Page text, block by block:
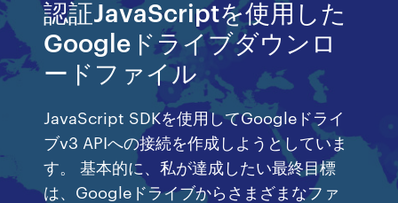
認証JavaScriptを使用した
Googleドライブダウンロ
ードファイル
JavaScript SDKを使用してGoogleドライ
ブv3 APIへの接続を作成しようとしていま
す。 基本的に、私が達成したい最終目標
は、Googleドライブからさまざまなファ